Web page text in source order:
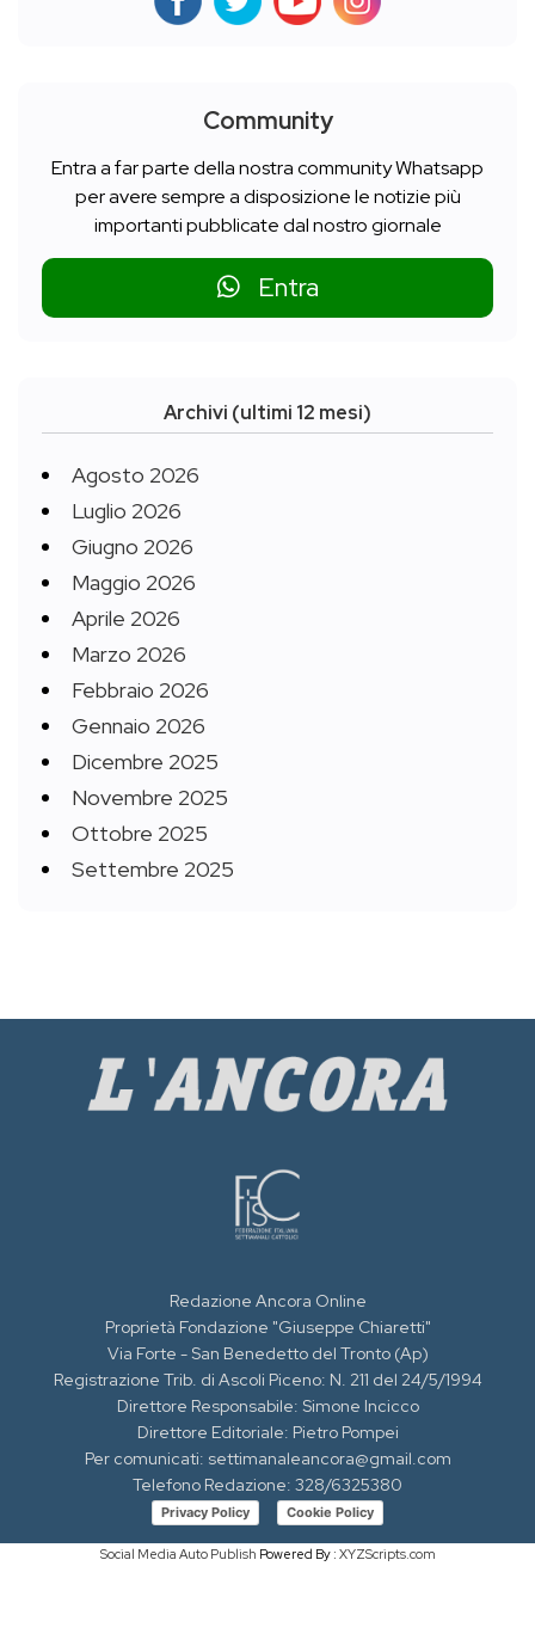
Community
Entra a far parte della nostra community Whatsapp
per avere sempre a disposizione le notizie più
importanti pubblicate dal nostro giornale
Entra
Archivi (ultimi 12 mesi)
Agosto 2026
Luglio 2026
Giugno 2026
Maggio 2026
Aprile 2026
Marzo 2026
Febbraio 2026
Gennaio 2026
Dicembre 2025
Novembre 2025
Ottobre 2025
Settembre 2025
Redazione Ancora Online
Proprietà Fondazione "Giuseppe Chiaretti"
Via Forte - San Benedetto del Tronto (Ap)
Registrazione Trib. di Ascoli Piceno: N. 211 del 24/5/1994
Direttore Responsabile: Simone Incicco
Direttore Editoriale: Pietro Pompei
Per comunicati: settimanaleancora@gmail.com
Telefono Redazione: 328/6325380
Privacy Policy Cookie Policy
Social Media Auto Publish Powered By : XYZScripts.com